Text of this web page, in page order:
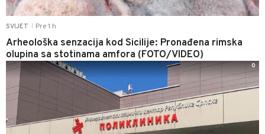
SVIJET Pre 1 h
Arheološka senzacija kod Sicilije: Pronađena rimska
olupina sa stotinama amfora (FOTO/VIDEO)
0